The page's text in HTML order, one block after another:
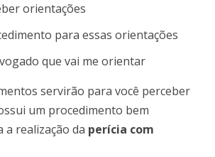
orientações
para essas orientações
que vai me orientar
servirão para você perceber
um procedimento bem
realização da perícia com